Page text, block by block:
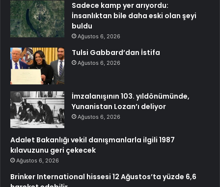
Sadece kamp yer arıyordu:
İnsanlıktan bile daha eski olan şeyi
buldu
Ağustos 6, 2026
Tulsi Gabbard’dan İstifa
Ağustos 6, 2026
İmzalanışının 103. yıldönümünde,
Yunanistan Lozan’ı deliyor
Ağustos 6, 2026
Adalet Bakanlığı vekil danışmanlarla ilgili 1987
kılavuzunu geri çekecek
Ağustos 6, 2026
Brinker International hissesi 12 Ağustos’ta yüzde 6,6